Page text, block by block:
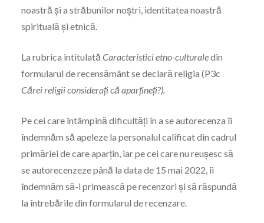
noastră și a străbunilor noștri, identitatea noastră
spirituală și etnică.
La rubrica intitulată Caracteristici etno-culturaledin
formularul de recensământ se declară religia (P3c
Cărei religii considerați că aparțineți?).
Pe cei care întâmpină dificultăți în a se autorecenza îi
îndemnăm să apeleze la personalul calificat din cadrul
primăriei de care aparțin, iar pe cei care nu reușesc să
se autorecenzeze până la data de 15 mai 2022, îi
îndemnăm să-i primească pe recenzori și să răspundă
la întrebările din formularul de recenzare.